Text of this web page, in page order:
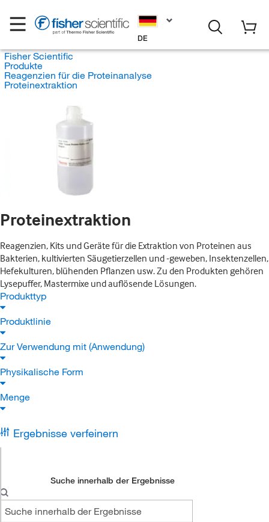
DE
Fisher Scientific
Produkte
Reagenzien für die Proteinanalyse
Proteinextraktion
Proteinextraktion
Reagenzien, Kits und Geräte für die Extraktion von Proteinen aus
Bakterien, kultivierten Säugetierzellen und -geweben, Insektenzellen,
Hefekulturen, blühenden Pflanzen usw. Zu den Produkten gehören
Lysepuffer, Mastermixe und auflösende Lösungen.
Produkttyp
Produktlinie
Zur Verwendung mit (Anwendung)
Physikalische Form
Menge
Ergebnisse verfeinern
Suche innerhalb der Ergebnisse